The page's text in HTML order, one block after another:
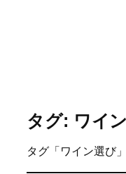
タグ: ワイ
タグ「ワイン選び